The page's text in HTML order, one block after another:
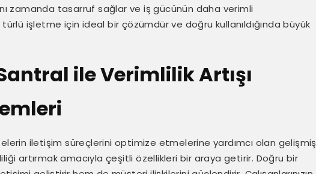
zamanda tasarruf sağlar ve iş gücünün daha verimli
türlü işletme için ideal bir çözümdür ve doğru kullanıldığında büyük
ile Verimlilik Artışı
iletişim süreçlerini optimize etmelerine yardımcı olan gelişmiş
artırmak amacıyla çeşitli özellikleri bir araya getirir. Doğru bir